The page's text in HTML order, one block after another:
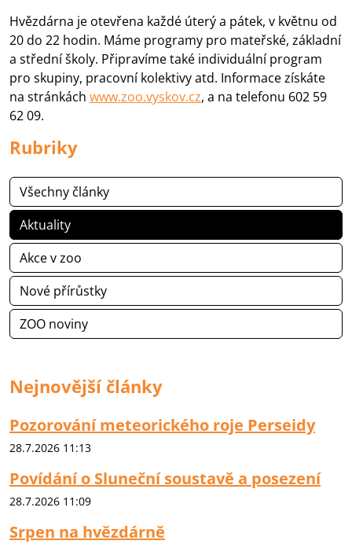
Hvězdárna je otevřena každé úterý a pátek, v květnu od
20 do 22 hodin. Máme programy pro mateřské, základní
a střední školy. Připravíme také individuální program
pro skupiny, pracovní kolektivy atd. Informace získáte
na stránkách www.zoo.vyskov.cz, a na telefonu 602 59
62 09.
Rubriky
Všechny články
Aktuality
Akce v zoo
Nové přírůstky
ZOO noviny
Nejnovější články
Pozorování meteorického roje Perseidy
28.7.2026 11:13
Povídání o Sluneční soustavě a posezení
28.7.2026 11:09
Srpen na hvězdárně